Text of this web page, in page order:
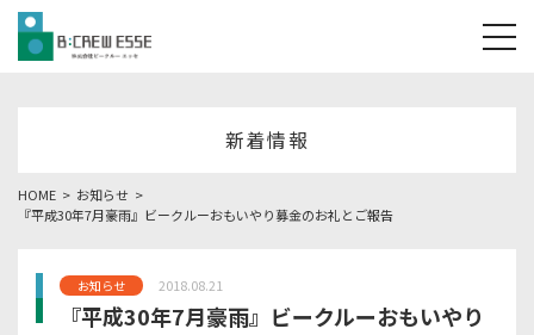
新着情報
HOME
お知らせ
『平成30年7月豪雨』ビークルーおもいやり募金のお礼とご報告
お知らせ 2018.08.21
『平成30年7月豪雨』ビークルーおもいやり